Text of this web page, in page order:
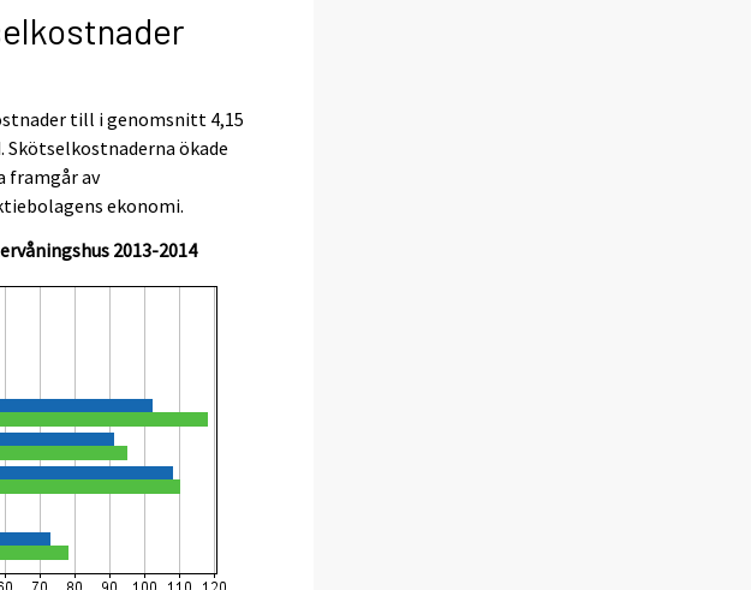
till i genomsnitt 4,15
ökade
framgår av
ekonomi.
2013-2014